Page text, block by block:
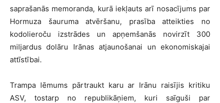
saprašanās memoranda, kurā iekļauts arī nosacījums par
Hormuza šauruma atvēršanu, prasība atteikties no
kodolieroču izstrādes un apņemšanās novirzīt 300
miljardus dolāru Irānas atjaunošanai un ekonomiskajai
attīstībai.
Trampa lēmums pārtraukt karu ar Irānu raisījis kritiku
ASV, tostarp no republikāņiem, kuri saīguši par